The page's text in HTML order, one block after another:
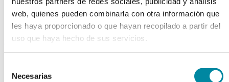
web, quienes pueden combinarla con otra información que
les haya proporcionado o que hayan recopilado a partir del
uso que haya hecho de sus servicios.
Necesarias
Tubos
Envases unguator
Otros
material laboratorio
Fungible